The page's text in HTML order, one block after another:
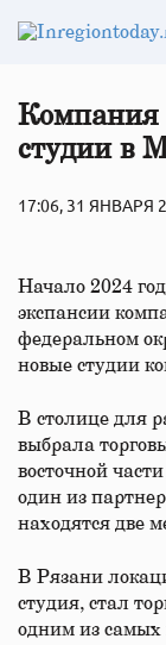
Компания
студии в
17:06, 31 ЯНВАРЯ
Начало 2024
экспансии
федеральном
новые студии
В столице для
выбрала
восточной
один из
находятся две
В Рязани
студия, стал
одним из самых